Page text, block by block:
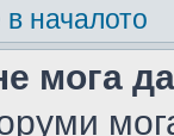
началото
мога